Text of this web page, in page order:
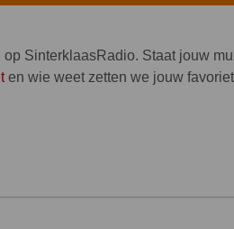
SinterklaasRadio. Staat jouw
en wie weet zetten we jouw